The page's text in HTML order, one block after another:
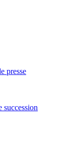
presse
succession